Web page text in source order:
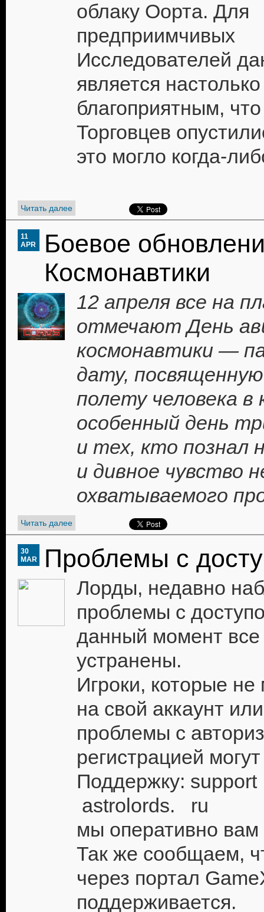
облаку Оорта. Для
предприимчивых
Исследователей
является настолько
благоприятным,
Торговцев
это могло когда-
Читать далее
Боевое
Космонавтики
11
APR
12 апреля все на
отмечают День
космонавтики —
дату,
полету человека
особенный день
и тех, кто познал
и дивное чувство
охватываемого
Читать далее
Проблемы с
30
MAR
Лорды, недавно
проблемы с
данный момент
устранены.
Игроки, которые не
на свой аккаунт
проблемы с
регистрацией
Поддержку:
astrolords. ru
мы оперативно
Так же сообщаем,
через портал
поддерживается.